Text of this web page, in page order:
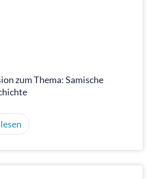
zum Thema: Samische